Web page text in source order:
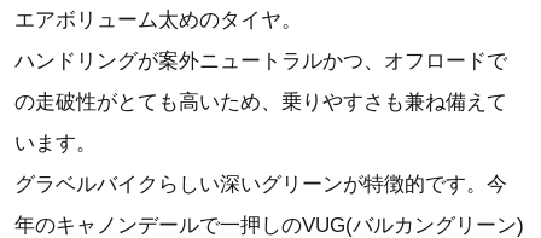
エアボリューム太めのタイヤ。
ハンドリングが案外ニュートラルかつ、オフロードで
の走破性がとても高いため、乗りやすさも兼ね備えて
います。
グラベルバイクらしい深いグリーンが特徴的です。今
年のキャノンデールで一押しのVUG(バルカングリーン)